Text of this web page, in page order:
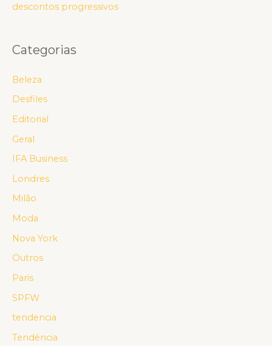
descontos progressivos
Categorias
Beleza
Desfiles
Editorial
Geral
IFA Business
Londres
Milão
Moda
Nova York
Outros
Paris
SPFW
tendencia
Tendência